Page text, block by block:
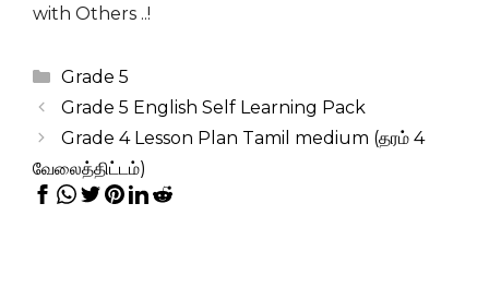
with Others ..!
Categories
Grade 5
Grade 5 English Self Learning Pack
Grade 4 Lesson Plan Tamil medium (தரம் 4
வேலைத்திட்டம்)